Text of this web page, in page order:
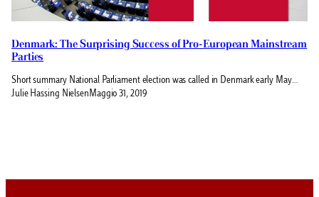
Denmark: The Surprising Success of Pro-European Mainstream
Parties
Short summary National Parliament election was called in Denmark early May…
Julie Hassing Nielsen Maggio 31, 2019